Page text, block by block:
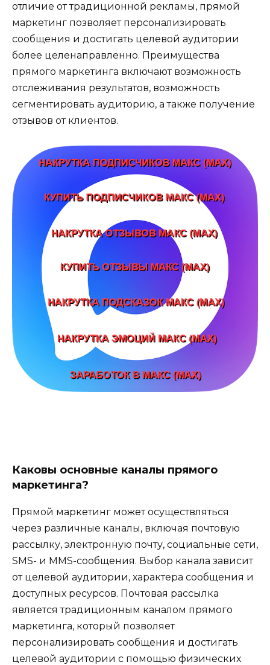
отличие от традиционной рекламы, прямой
маркетинг позволяет персонализировать
сообщения и достигать целевой аудитории
более целенаправленно. Преимущества
прямого маркетинга включают возможность
отслеживания результатов, возможность
сегментировать аудиторию, а также получение
отзывов от клиентов.
Каковы основные каналы прямого
маркетинга?
Прямой маркетинг может осуществляться
через различные каналы, включая почтовую
рассылку, электронную почту, социальные сети,
SMS- и MMS-сообщения. Выбор канала зависит
от целевой аудитории, характера сообщения и
доступных ресурсов. Почтовая рассылка
является традиционным каналом прямого
маркетинга, который позволяет
персонализировать сообщения и достигать
целевой аудитории с помощью физических